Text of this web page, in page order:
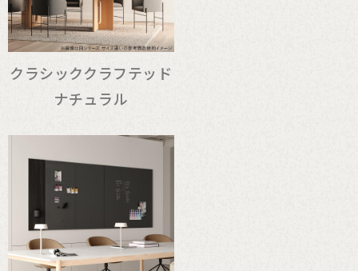
クラシッククラフテッド
ナチュラル